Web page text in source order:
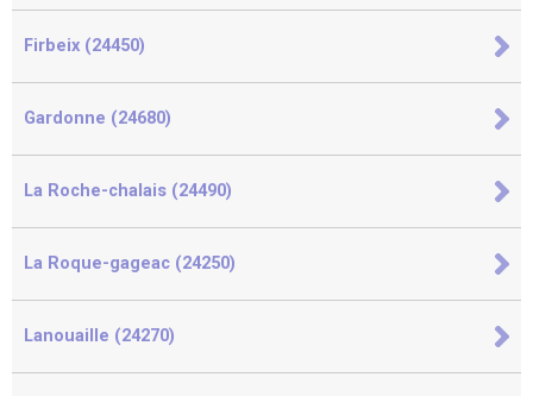
Firbeix (24450)
Gardonne (24680)
La Roche-chalais (24490)
La Roque-gageac (24250)
Lanouaille (24270)